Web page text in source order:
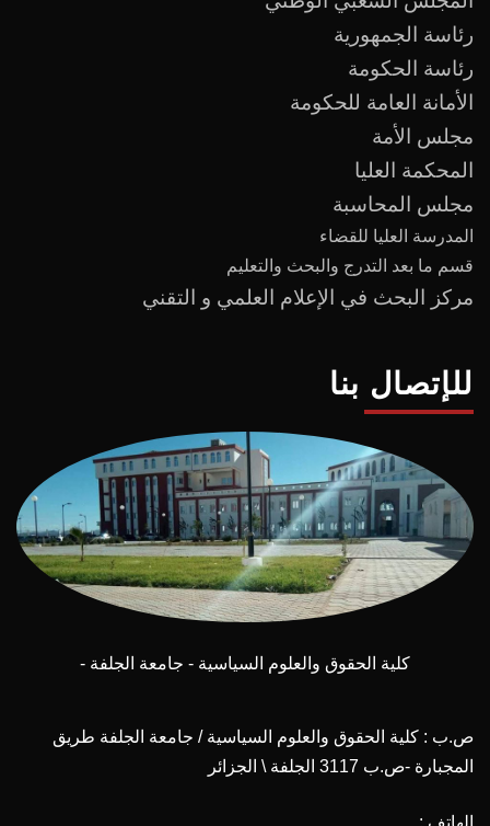
رئاسة الجمهورية
رئاسة الحكومة
الأمانة العامة للحكومة
مجلس الأمة
المحكمة العليا
مجلس المحاسبة
المدرسة العليا للقضاء
قسم ما بعد التدرج و البحث والتعليم
مركز البحث في الإعلام العلمي و التقني
للإتصال بنا
كلية الحقوق والعلوم السياسية - جامعة الجلفة -
ص.ب : كلية الحقوق والعلوم السياسية / جامعة الجلفة طريق
المجبارة -ص.ب 3117 الجلفة \ الجزائر
الهاتف :